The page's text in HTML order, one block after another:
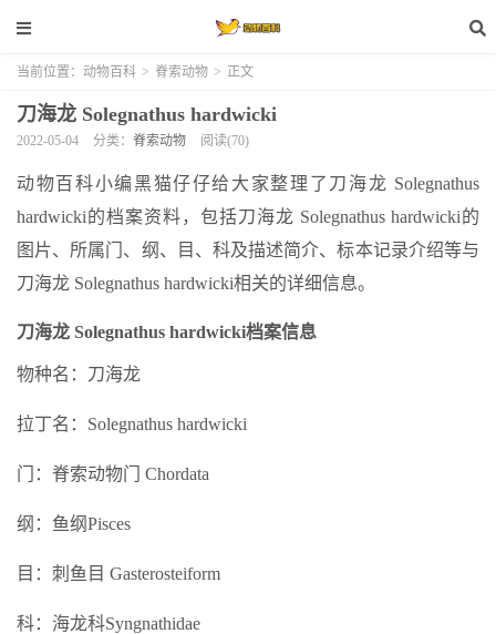
当前位置： 动物百科 > 脊索动物 > 正文
刀海龙 Solegnathus hardwicki
2022-05-04 分类： 脊索动物 阅读(70)
动物百科小编黑猫仔仔给大家整理了刀海龙 Solegnathus
hardwicki的档案资料，包括刀海龙 Solegnathus hardwicki的
图片、所属门、纲、目、科及描述简介、标本记录介绍等与
刀海龙 Solegnathus hardwicki相关的详细信息。
刀海龙 Solegnathus hardwicki档案信息
物种名：刀海龙
拉丁名：Solegnathus hardwicki
门：脊索动物门 Chordata
纲：鱼纲Pisces
目：刺鱼目 Gasterosteiform
科：海龙科Syngnathidae